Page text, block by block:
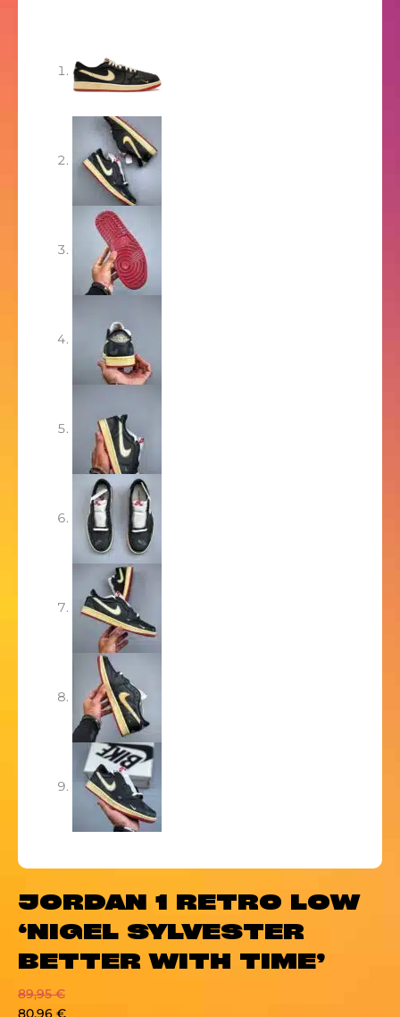
JORDAN 1 RETRO LOW
‘NIGEL SYLVESTER
BETTER WITH TIME’
89,95€
80,96 €